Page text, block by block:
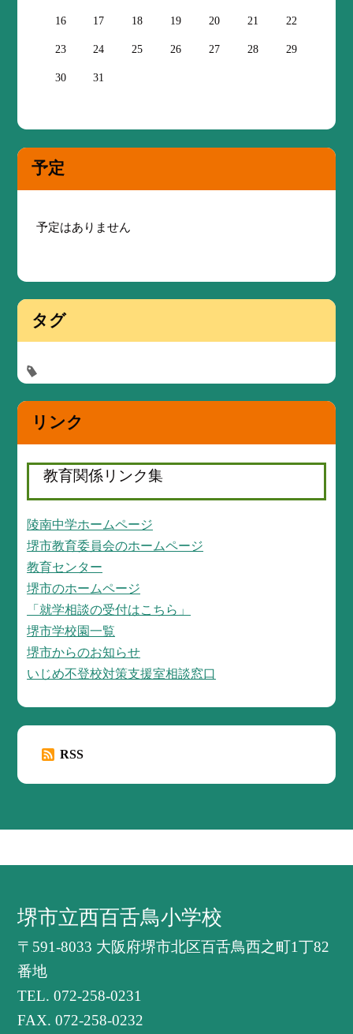
16 17 18 19 20 21 22
23 24 25 26 27 28 29
30 31
予定
予定はありません
タグ
リンク
教育関係リンク集
陵南中学ホームページ
堺市教育委員会のホームページ
教育センター
堺市のホームページ
「就学相談の受付はこちら」
堺市学校園一覧
堺市からのお知らせ
いじめ不登校対策支援室相談窓口
RSS
堺市立西百舌鳥小学校
〒591-8033 大阪府堺市北区百舌鳥西之町1丁82
番地
TEL.072-258-0231
FAX. 072-258-0232